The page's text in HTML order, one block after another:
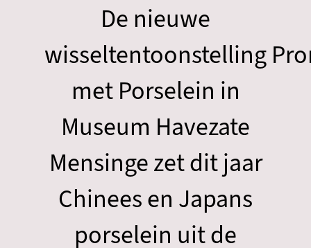
De nieuwe
wisseltentoonstelling
met Porselein in
Museum Havezate
Mensinge zet dit jaar
Chinees en Japans
porselein uit de